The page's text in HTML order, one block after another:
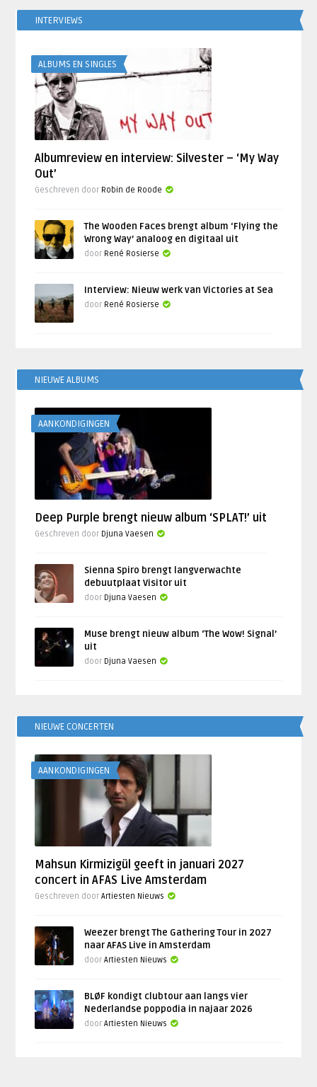
INTERVIEWS
ALBUMS EN SINGLES
Albumreview en interview: Silvester – ‘My Way
Out’
Geschreven door Robin de Roode
The Wooden Faces brengt album ‘Flying the
Wrong Way’ analoog en digitaal uit
door René Rosierse
Interview: Nieuw werk van Victories at Sea
door René Rosierse
NIEUWE ALBUMS
AANKONDIGINGEN
Deep Purple brengt nieuw album ‘SPLAT!’ uit
Geschreven door Djuna Vaesen
Sienna Spiro brengt langverwachte
debuutplaat Visitor uit
door Djuna Vaesen
Muse brengt nieuw album ‘The Wow! Signal’
uit
door Djuna Vaesen
NIEUWE CONCERTEN
AANKONDIGINGEN
Mahsun Kirmizigül geeft in januari 2027
concert in AFAS Live Amsterdam
Geschreven doorArtiesten Nieuws
Weezer brengt The Gathering Tour in 2027
naar AFAS Live in Amsterdam
doorArtiesten Nieuws
BLØF kondigt clubtour aan langs vier
Nederlandse poppodia in najaar 2026
doorArtiesten Nieuws